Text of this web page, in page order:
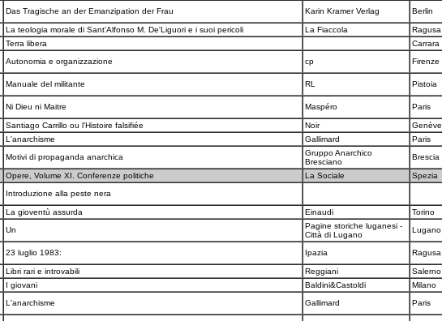
Das Tragische an der Emanzipation der Frau Karin Kramer Verlag Berlin
La teologia morale di Sant'Alfonso M. De'Liguori e i suoi pericoli La Fiaccola Ragusa
Terra libera Carrara
Autonomia e organizzazione cp Firenze
Manuale del militante RL Pistoia
Ni Dieu ni Maitre Maspéro Paris
Santiago Carrillo ou l'Histoire falsifiée Noir Genève
L'anarchisme Gallimard Paris
Motivi di propaganda anarchica
Gruppo Anarchico
Bresciano
Brescia
Opere, Volume XI. Conferenze politiche La Sociale Spezia
Introduzione alla peste nera
La gioventù assurda Einaudi Torino
Un
Pagine storiche luganesi -
Città di Lugano
Lugano
23 luglio 1983: Ipazia Ragusa
Libri rari e introvabili Reggiani Salerno
I giovani Baldini&Castoldi Milano
L'anarchisme Gallimard Paris